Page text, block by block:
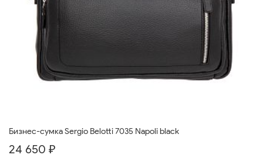
Бизнес-сумка Sergio Belotti 7035 Napoli black
24 650 ₽